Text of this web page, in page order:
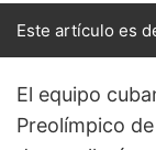
Este artículo es
El equipo
Preolímpico